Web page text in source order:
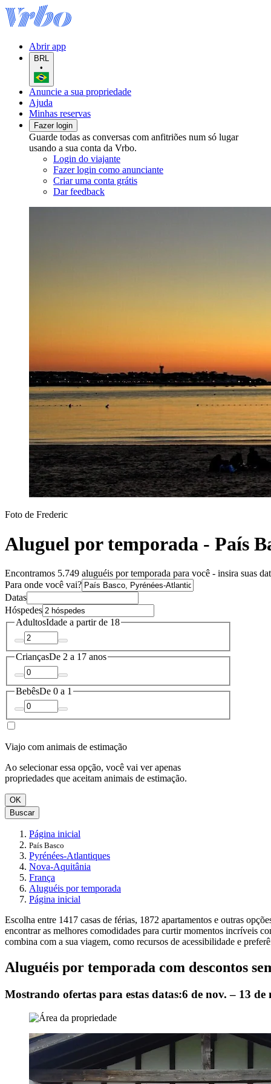
Abrir app
BRL
•
Anuncie a sua propriedade
Ajuda
Minhas reservas
Fazer login
Guarde todas as conversas com anfitriões num só lugar
usando a sua conta da Vrbo.
Login do viajante
Fazer login como anunciante
Criar uma conta grátis
Dar feedback
Foto de Frederic
Aluguel por temporada - País
Encontramos 5.749 aluguéis por temporada para você - insira suas
Para onde você vai?
Datas
Hóspedes
AdultosIdade a partir de 18
CriançasDe 2 a 17 anos
BebêsDe 0 a 1
Viajo com animais de estimação
Ao selecionar essa opção, você vai ver apenas
propriedades que aceitam animais de estimação.
OK
Buscar
Página inicial
País Basco
Pyrénées-Atlantiques
Nova-Aquitânia
França
Aluguéis por temporada
Página inicial
Escolha entre 1417 casas de férias, 1872 apartamentos e outras
encontrar as melhores comodidades para curtir momentos incríveis
combina com a sua viagem, como recursos de acessibilidade e
Aluguéis por temporada com descontos
Mostrando ofertas para estas datas:6 de nov. – 13 de